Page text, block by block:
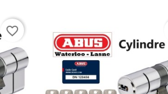
favorite_border